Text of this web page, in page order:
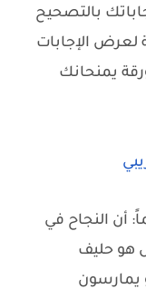
بالتصحيح
لعرض الإجابات
يمنحانك
أن النجاح في
هو حليف
يمارسون